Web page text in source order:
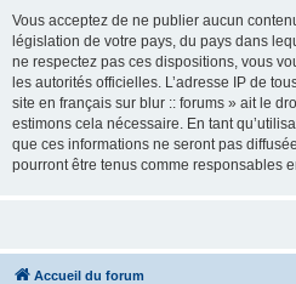
Vous acceptez de ne publier aucun
législation de votre pays, du pays dans
ne respectez pas ces dispositions, vous
les autorités officielles. L’adresse IP de
site en français sur blur :: forums » ait le
estimons cela nécessaire. En tant
que ces informations ne seront pas
pourront être tenus comme responsables
Accueil du forum